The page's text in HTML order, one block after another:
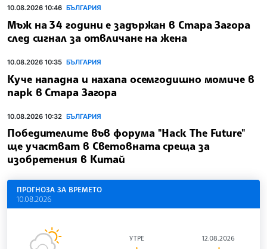
10.08.2026 10:46 БЪЛГАРИЯ
Мъж на 34 години е задържан в Стара Загора
след сигнал за отвличане на жена
10.08.2026 10:35 БЪЛГАРИЯ
Куче нападна и нахапа осемгодишно момиче в
парк в Стара Загора
10.08.2026 10:32 БЪЛГАРИЯ
Победителите във форума "Hack The Future"
ще участват в Световната среща за
изобретения в Китай
ПРОГНОЗА ЗА ВРЕМЕТО
10.08.2026
УТРЕ 12.08.2026